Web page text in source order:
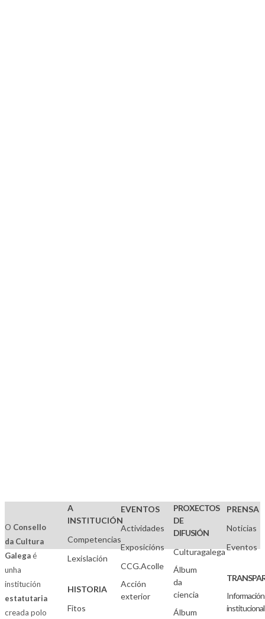
O Consello
da Cultura
Galegaé
unha
institución
estatutaria
creada polo
A
INSTITUCIÓN
Competencias
Lexislación
HISTORIA
Fitos
EVENTOS
Actividades
Exposicións
CCG.Acolle
Acción
exterior
PROXECTOS
DE
DIFUSIÓN
Culturagalega
Álbum
da
ciencia
Álbum
PRENSA
Noticias
Eventos
Información
institucional